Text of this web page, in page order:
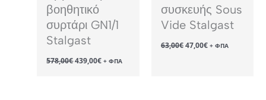
βοηθητικό
συρτάρι GN1/1
Stalgast
578,00€ Original
price
439,00€Η+ ΦΠΑ
συσκευής Sous
Vide Stalgast
63,00€ Original
price
47,00€Η+ ΦΠΑ